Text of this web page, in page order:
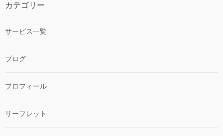
カテゴリー
サービス一覧
ブログ
プロフィール
リーフレット